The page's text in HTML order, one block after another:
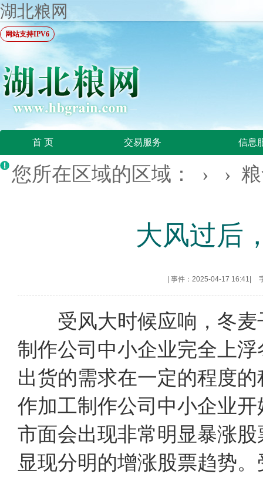
湖北粮网
网站支持IPV6
首 页 交易服务 信息
您所在区域的区域： › ›
大风过后
事件：2025-04-17 16:41
受风大时候应响，冬麦
制作公司中小企业完全上
出货的需求在一定的程度
作加工制作公司中小企业
市面会出现非常明显暴涨
显现分明的增涨股票趋势